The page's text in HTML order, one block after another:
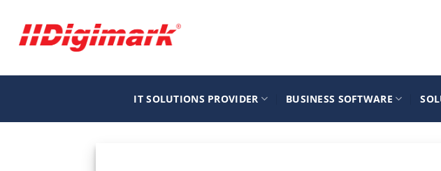
περιεχόμενο
IT SOLUTIONS PROVIDER BUSINESS SOFTWARE